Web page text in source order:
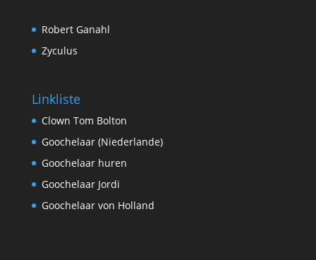
Robert Ganahl
Zyculus
Linkliste
Clown Tom Bolton
Goochelaar (Niederlande)
Goochelaar huren
Goochelaar Jordi
Goochelaar von Holland